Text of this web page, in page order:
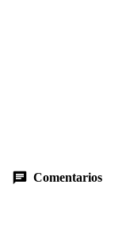
Comentarios